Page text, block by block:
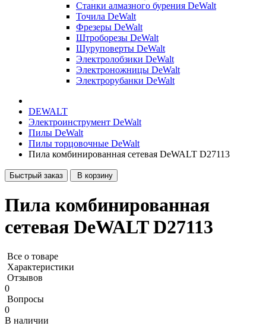
Станки алмазного бурения DeWalt
Точила DeWalt
Фрезеры DeWalt
Штроборезы DeWalt
Шуруповерты DeWalt
Электролобзики DeWalt
Электроножницы DeWalt
Электрорубанки DeWalt
DEWALT
Электроинструмент DeWalt
Пилы DeWalt
Пилы торцовочные DeWalt
Пила комбинированная сетевая DeWALT D27113
Быстрый заказ В корзину
Пила комбинированная
сетевая DeWALT D27113
Все о товаре
Характеристики
Отзывов
0
Вопросы
0
В наличии